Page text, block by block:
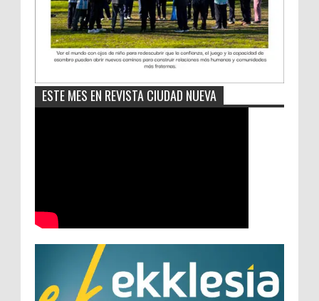
ESTE MES EN REVISTA CIUDAD NUEVA